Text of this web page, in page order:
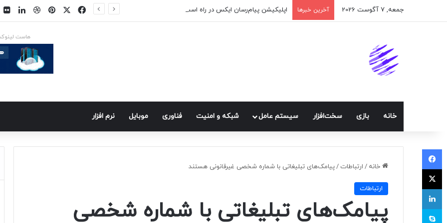
جمعه, 7 آگوست 2026 آخرین خبرها اپلیکیشن پیام‌رسان ایکس در راه است فیسبوک
ایکس پینتریستدریبببل
هاست
خانه بازی سخت‌افزار سيستم عامل شبكه و امنيت فناوری موبايل نرم افزار
خانه / ارتباطات /پیامک‌های تبلیغاتی با شماره شخصی غیرقانونی هستند
ارتباطات
پیامک‌های تبلیغاتی با شماره شخصی
فیسبوک